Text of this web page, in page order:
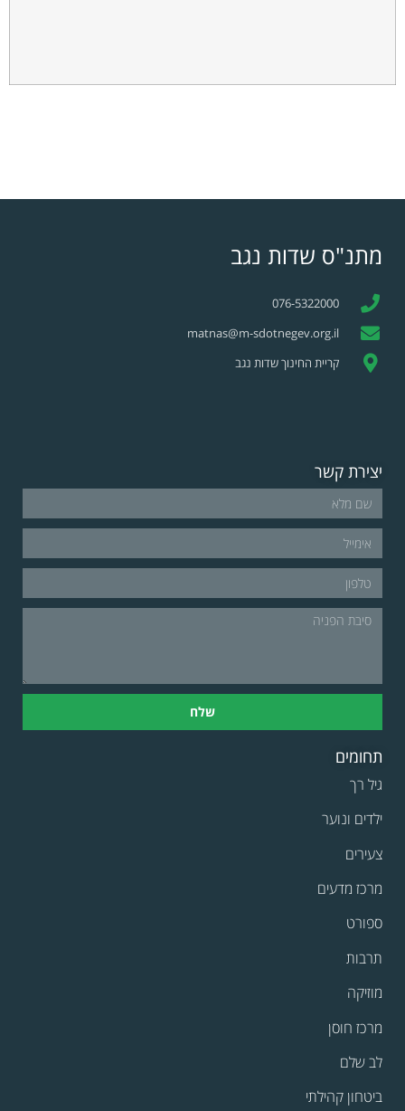
מתנ"ס שדות נגב
076-5322000
matnas@m-sdotnegev.org.il
קריית החינוך שדות נגב
יצירת קשר
שלח
תחומים
גיל רך
ילדים ונוער
צעירים
מרכז מדעים
ספורט
תרבות
מוזיקה
מרכז חוסן
לב שלם
ביטחון קהילתי